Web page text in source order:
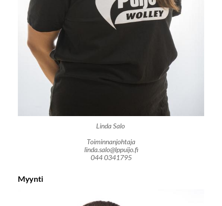
Linda Salo
Toiminnanjohtaja
linda.salo@lppuijo.fi
044 0341795
Myynti